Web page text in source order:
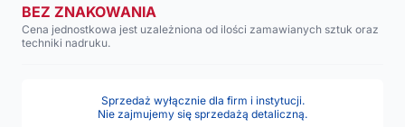
BEZ ZNAKOWANIA
Cena jednostkowa jest uzależniona od ilości zamawianych sztuk oraz
techniki nadruku.
Sprzedaż wyłącznie dla firm i instytucji.
Nie zajmujemy się sprzedażą detaliczną.